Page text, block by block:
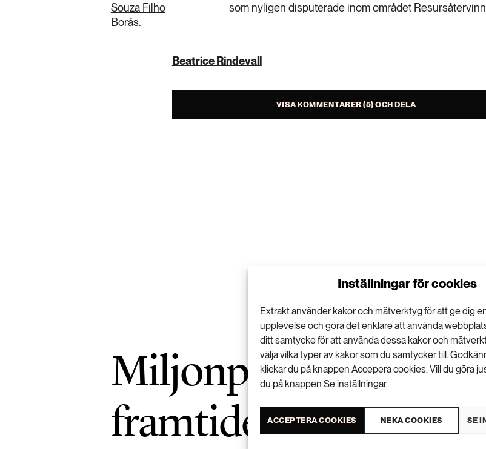
Inställningar för cookies
Extrakt använder kakor och mätverktyg för att ge dig
upplevelse och göra det enklare att använda
ditt samtycke för att använda dessa kakor och
välja vilka typer av kakor som du samtycker till.
klickar du på knappen Accepera cookies. Vill du göra
du på knappen Se inställningar.
ACCEPTERA COOKIES NEKA COOKIES SE
Souza Filho
som nyligen disputerade inom området
Borås.
Beatrice Rindevall
VISA KOMMENTARER (5) OCH DELA
Miljonprogrammets
framtidens växthus